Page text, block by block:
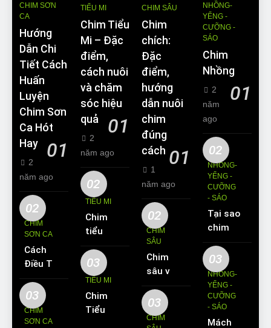
CHIM SƠN
CA
Hướng
Dẫn Chi
Tiết Cách
Huấn
Luyện
Chim Sơn
Ca Hót
Hay
01
2
năm ago
02
CHIM
SƠN CA
Cách
Điều Trị
Hiệu
Quả
Các
Bệnh
03
CHIM
SƠN CA
TIỂU MI
Chim Tiểu
Mi – Đặc
điểm,
cách nuôi
và chăm
sóc hiệu
quả
01
2
năm ago
02
TIỂU MI
Chim
tiểu mi
ăn gì?
Kinh
nghiệm
chim
tiểu mi
03
TIỂU MI
Chim
Tiểu Mi
CHIM SÂU
Chim
chích:
Đặc
điểm,
hướng
dẫn nuôi
chim
đúng
cách 01
1
năm ago
02
CHIM
SÂU
Chim
sâu và
những
thông
tin cơ
03
CHIM
NHỒNG-
YỂNG -
CƯỠNG -
SÁO
Chim
Nhồng
01
2
năm
ago
02
NHỒNG-
YỂNG -
CƯỠNG
- SÁO
Tại sao
chim
Sáo lại
được
yêu
thích
nuôi
làm thú
cưng?
03
NHỒNG-
YỂNG -
CƯỠNG
- SÁO
Mách